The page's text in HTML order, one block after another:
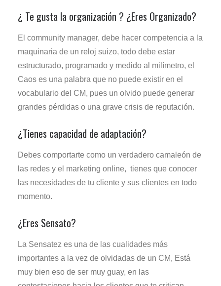
¿ Te gusta la organización ? ¿Eres Organizado?
El community manager, debe hacer competencia a la
maquinaria de un reloj suizo, todo debe estar
estructurado, programado y medido al milímetro, el
Caos es una palabra que no puede existir en el
vocabulario del CM, pues un olvido puede generar
grandes pérdidas o una grave crisis de reputación.
¿Tienes capacidad de adaptación?
Debes comportarte como un verdadero camaleón de
las redes y el marketing online, tienes que conocer
las necesidades de tu cliente y sus clientes en todo
momento.
¿Eres Sensato?
La Sensatez es una de las cualidades más
importantes a la vez de olvidadas de un CM, Está
muy bien eso de ser muy guay, en las